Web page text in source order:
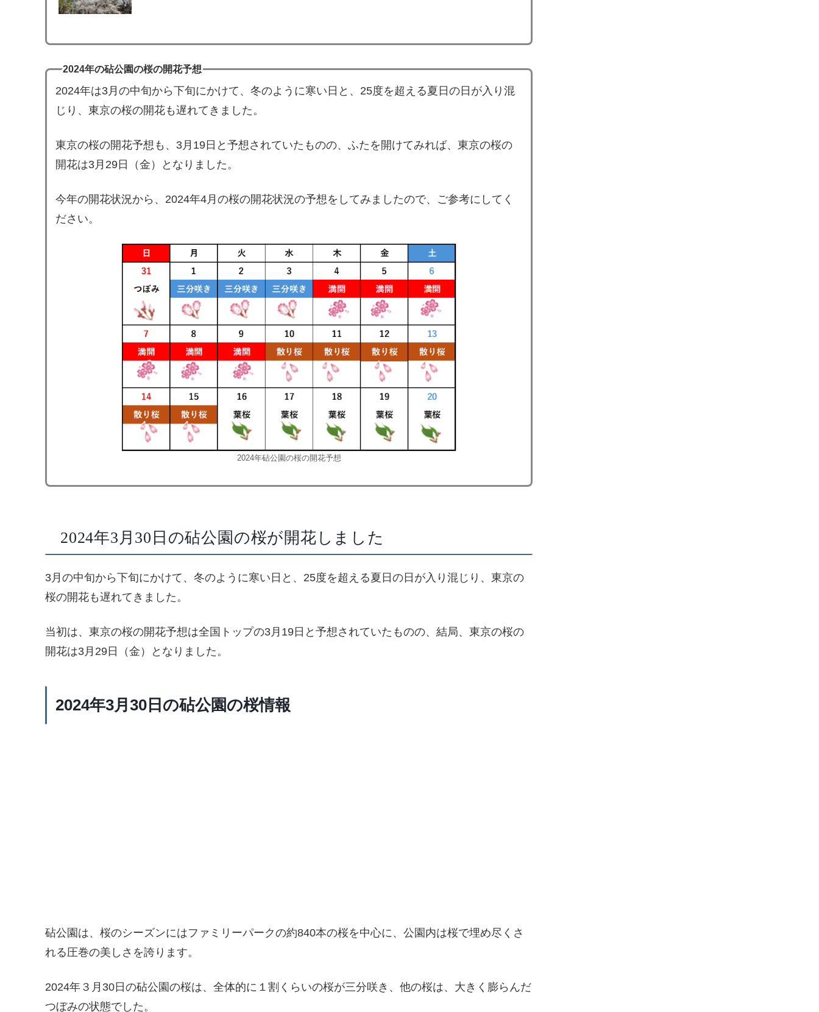
2024年の砧公園の桜の開花予想
2024年は3月の中旬から下旬にかけて、冬のように寒い日と、25度を超える夏日の日が入り混
じり、東京の桜の開花も遅れてきました。
東京の桜の開花予想も、3月19日と予想されていたものの、ふたを開けてみれば、東京の桜の
開花は3月29日（金）となりました。
今年の開花状況から、2024年4月の桜の開花状況の予想をしてみましたので、ご参考にしてく
ださい。
2024年砧公園の桜の開花予想
2024年3月30日の砧公園の桜が開花しました
3月の中旬から下旬にかけて、冬のように寒い日と、25度を超える夏日の日が入り混じり、東京の
桜の開花も遅れてきました。
当初は、東京の桜の開花予想は全国トップの3月19日と予想されていたものの、結局、東京の桜の
開花は3月29日（金）となりました。
2024年3月30日の砧公園の桜情報
砧公園は、桜のシーズンにはファミリーパークの約840本の桜を中心に、公園内は桜で埋め尽くさ
れる圧巻の美しさを誇ります。
2024年３月30日の砧公園の桜は、全体的に１割くらいの桜が三分咲き、他の桜は、大きく膨らんだ
つぼみの状態でした。